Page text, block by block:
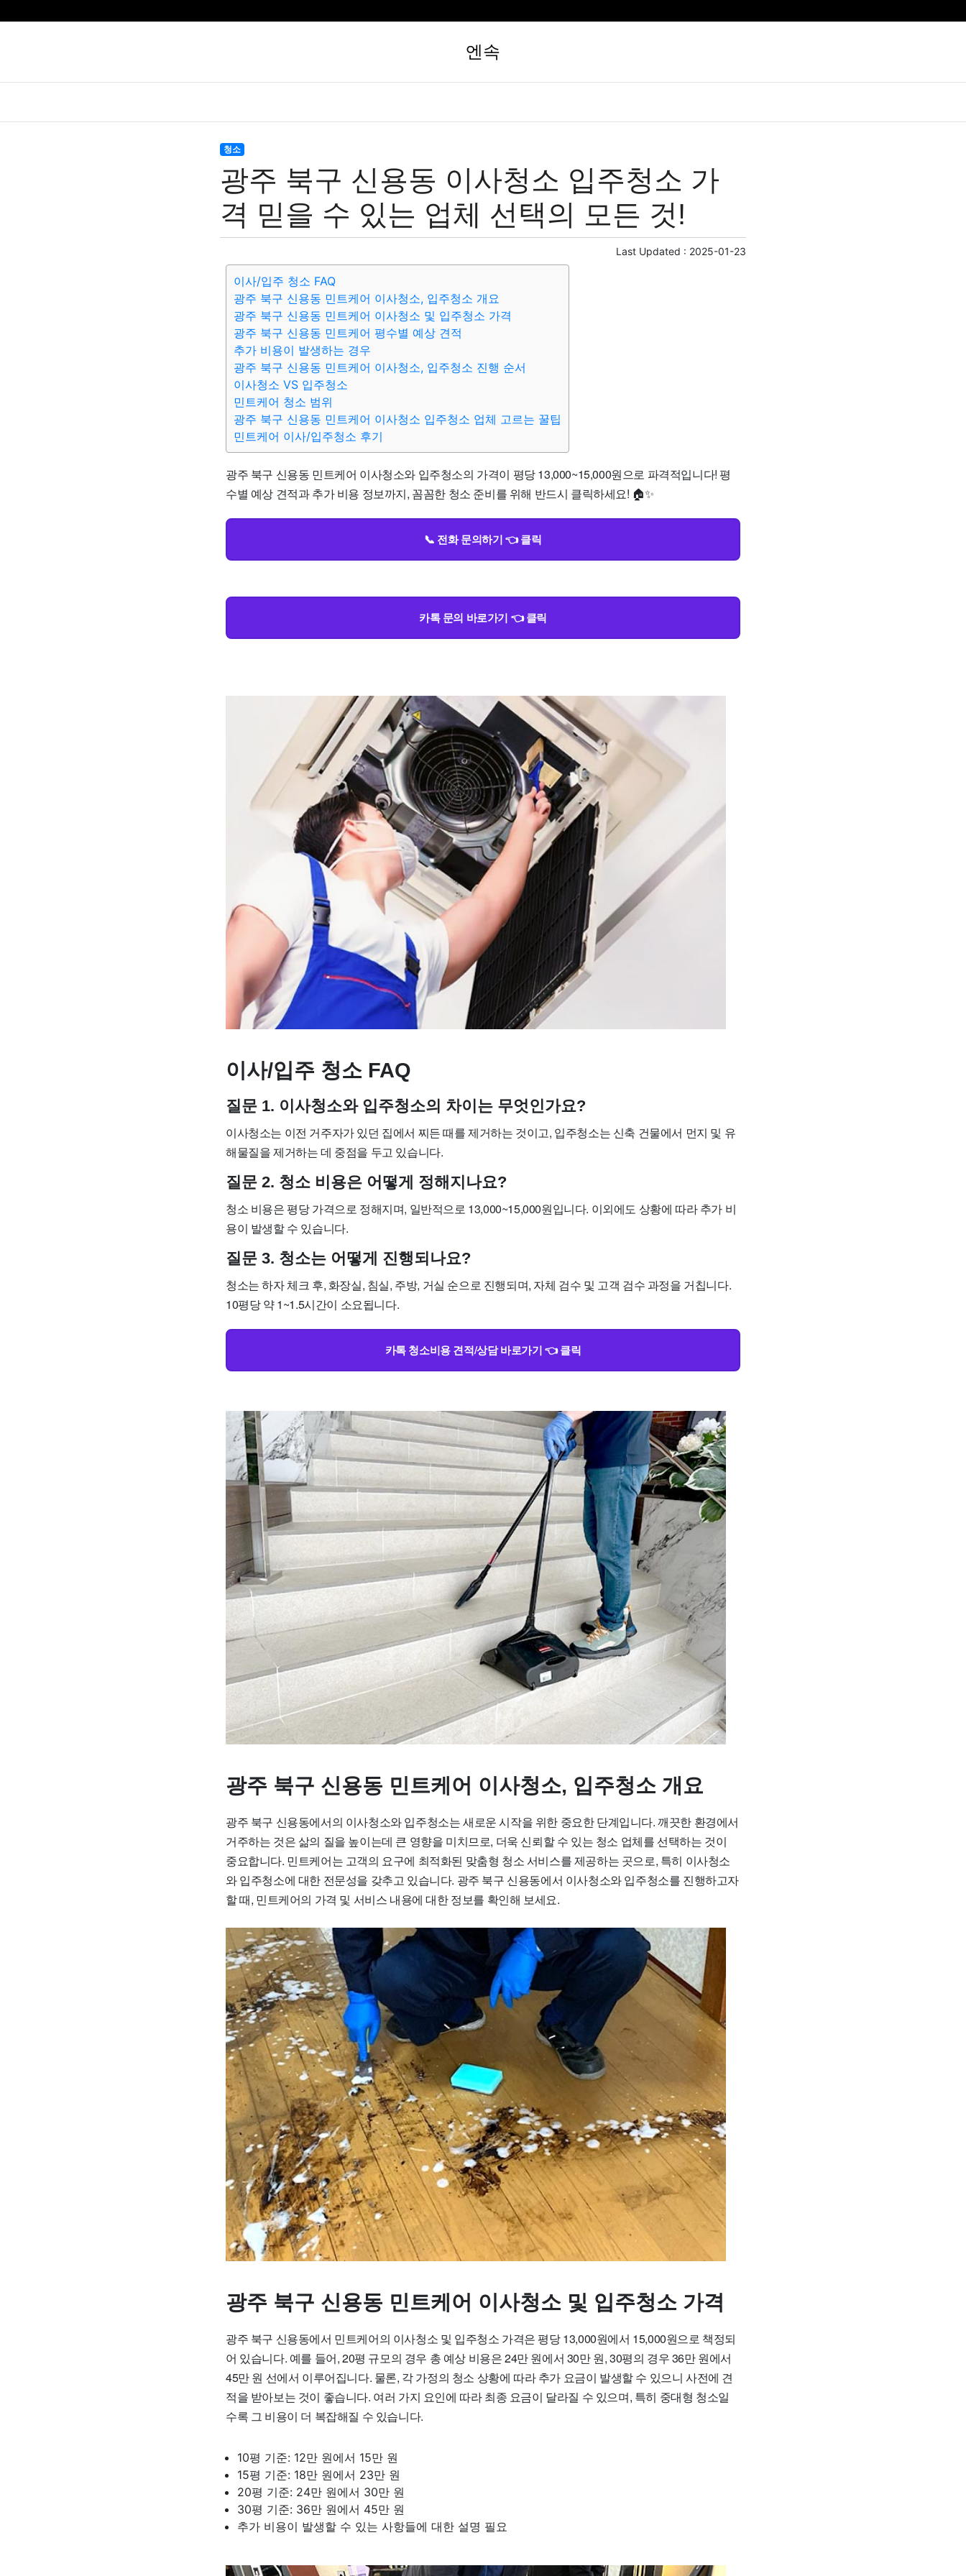
엔속
청소
광주 북구 신용동 이사청소 입주청소 가
격 믿을 수 있는 업체 선택의 모든 것!
Last Updated : 2025-01-23
이사/입주 청소 FAQ
광주 북구 신용동 민트케어 이사청소, 입주청소 개요
광주 북구 신용동 민트케어 이사청소 및 입주청소 가격
광주 북구 신용동 민트케어 평수별 예상 견적
추가 비용이 발생하는 경우
광주 북구 신용동 민트케어 이사청소, 입주청소 진행 순서
이사청소 VS 입주청소
민트케어 청소 범위
광주 북구 신용동 민트케어 이사청소 입주청소 업체 고르는 꿀팁
민트케어 이사/입주청소 후기
광주 북구 신용동 민트케어 이사청소와 입주청소의 가격이 평당 13,000~15,000원으로 파격적입니다! 평
수별 예상 견적과 추가 비용 정보까지, 꼼꼼한 청소 준비를 위해 반드시 클릭하세요! 🏠✨
📞 전화 문의하기 👈 클릭
카톡 문의 바로가기 👈 클릭
이사/입주 청소 FAQ
질문 1. 이사청소와 입주청소의 차이는 무엇인가요?
이사청소는 이전 거주자가 있던 집에서 찌든 때를 제거하는 것이고, 입주청소는 신축 건물에서 먼지 및 유
해물질을 제거하는 데 중점을 두고 있습니다.
질문 2. 청소 비용은 어떻게 정해지나요?
청소 비용은 평당 가격으로 정해지며, 일반적으로 13,000~15,000원입니다. 이외에도 상황에 따라 추가 비
용이 발생할 수 있습니다.
질문 3. 청소는 어떻게 진행되나요?
청소는 하자 체크 후, 화장실, 침실, 주방, 거실 순으로 진행되며, 자체 검수 및 고객 검수 과정을 거칩니다.
10평당 약 1~1.5시간이 소요됩니다.
카톡 청소비용 견적/상담 바로가기 👈 클릭
광주 북구 신용동 민트케어 이사청소, 입주청소 개요
광주 북구 신용동에서의 이사청소와 입주청소는 새로운 시작을 위한 중요한 단계입니다. 깨끗한 환경에서
거주하는 것은 삶의 질을 높이는데 큰 영향을 미치므로, 더욱 신뢰할 수 있는 청소 업체를 선택하는 것이
중요합니다. 민트케어는 고객의 요구에 최적화된 맞춤형 청소 서비스를 제공하는 곳으로, 특히 이사청소
와 입주청소에 대한 전문성을 갖추고 있습니다. 광주 북구 신용동에서 이사청소와 입주청소를 진행하고자
할 때, 민트케어의 가격 및 서비스 내용에 대한 정보를 확인해 보세요.
광주 북구 신용동 민트케어 이사청소 및 입주청소 가격
광주 북구 신용동에서 민트케어의 이사청소 및 입주청소 가격은 평당 13,000원에서 15,000원으로 책정되
어 있습니다. 예를 들어, 20평 규모의 경우 총 예상 비용은 24만 원에서 30만 원, 30평의 경우 36만 원에서
45만 원 선에서 이루어집니다. 물론, 각 가정의 청소 상황에 따라 추가 요금이 발생할 수 있으니 사전에 견
적을 받아보는 것이 좋습니다. 여러 가지 요인에 따라 최종 요금이 달라질 수 있으며, 특히 중대형 청소일
수록 그 비용이 더 복잡해질 수 있습니다.
10평 기준: 12만 원에서 15만 원
15평 기준: 18만 원에서 23만 원
20평 기준: 24만 원에서 30만 원
30평 기준: 36만 원에서 45만 원
추가 비용이 발생할 수 있는 사항들에 대한 설명 필요